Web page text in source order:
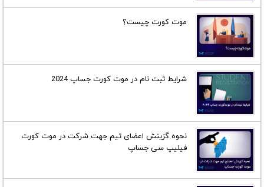
موت کورت چیست؟
شرایط ثبت نام در موت کورت جساپ 2024
نحوه گزینش اعضای تیم جهت شرکت در موت کورت
فیلیپ سی جساپ